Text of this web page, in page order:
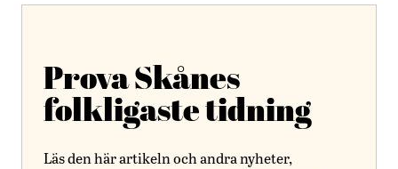
Prova Skånes
folkligaste tidning
Läs den här artikeln och andra nyheter,